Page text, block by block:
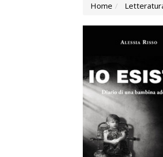
Home